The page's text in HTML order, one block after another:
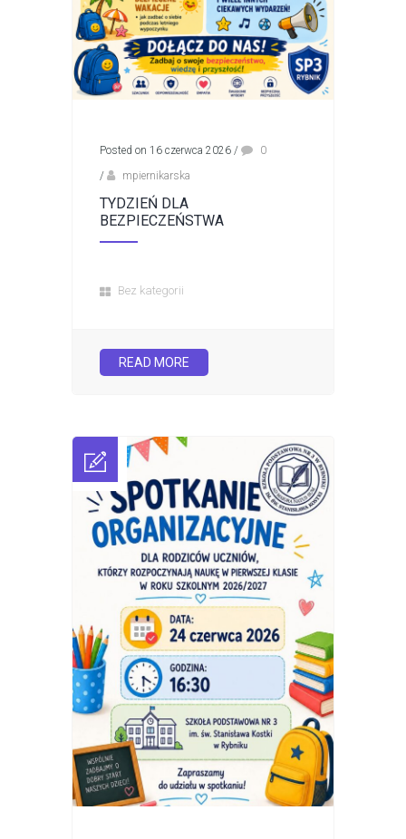
Posted on 16 czerwca 2026 /
0
/
mpiernikarska
TYDZIEŃ DLA
BEZPIECZEŃSTWA
Bez kategorii
READ MORE